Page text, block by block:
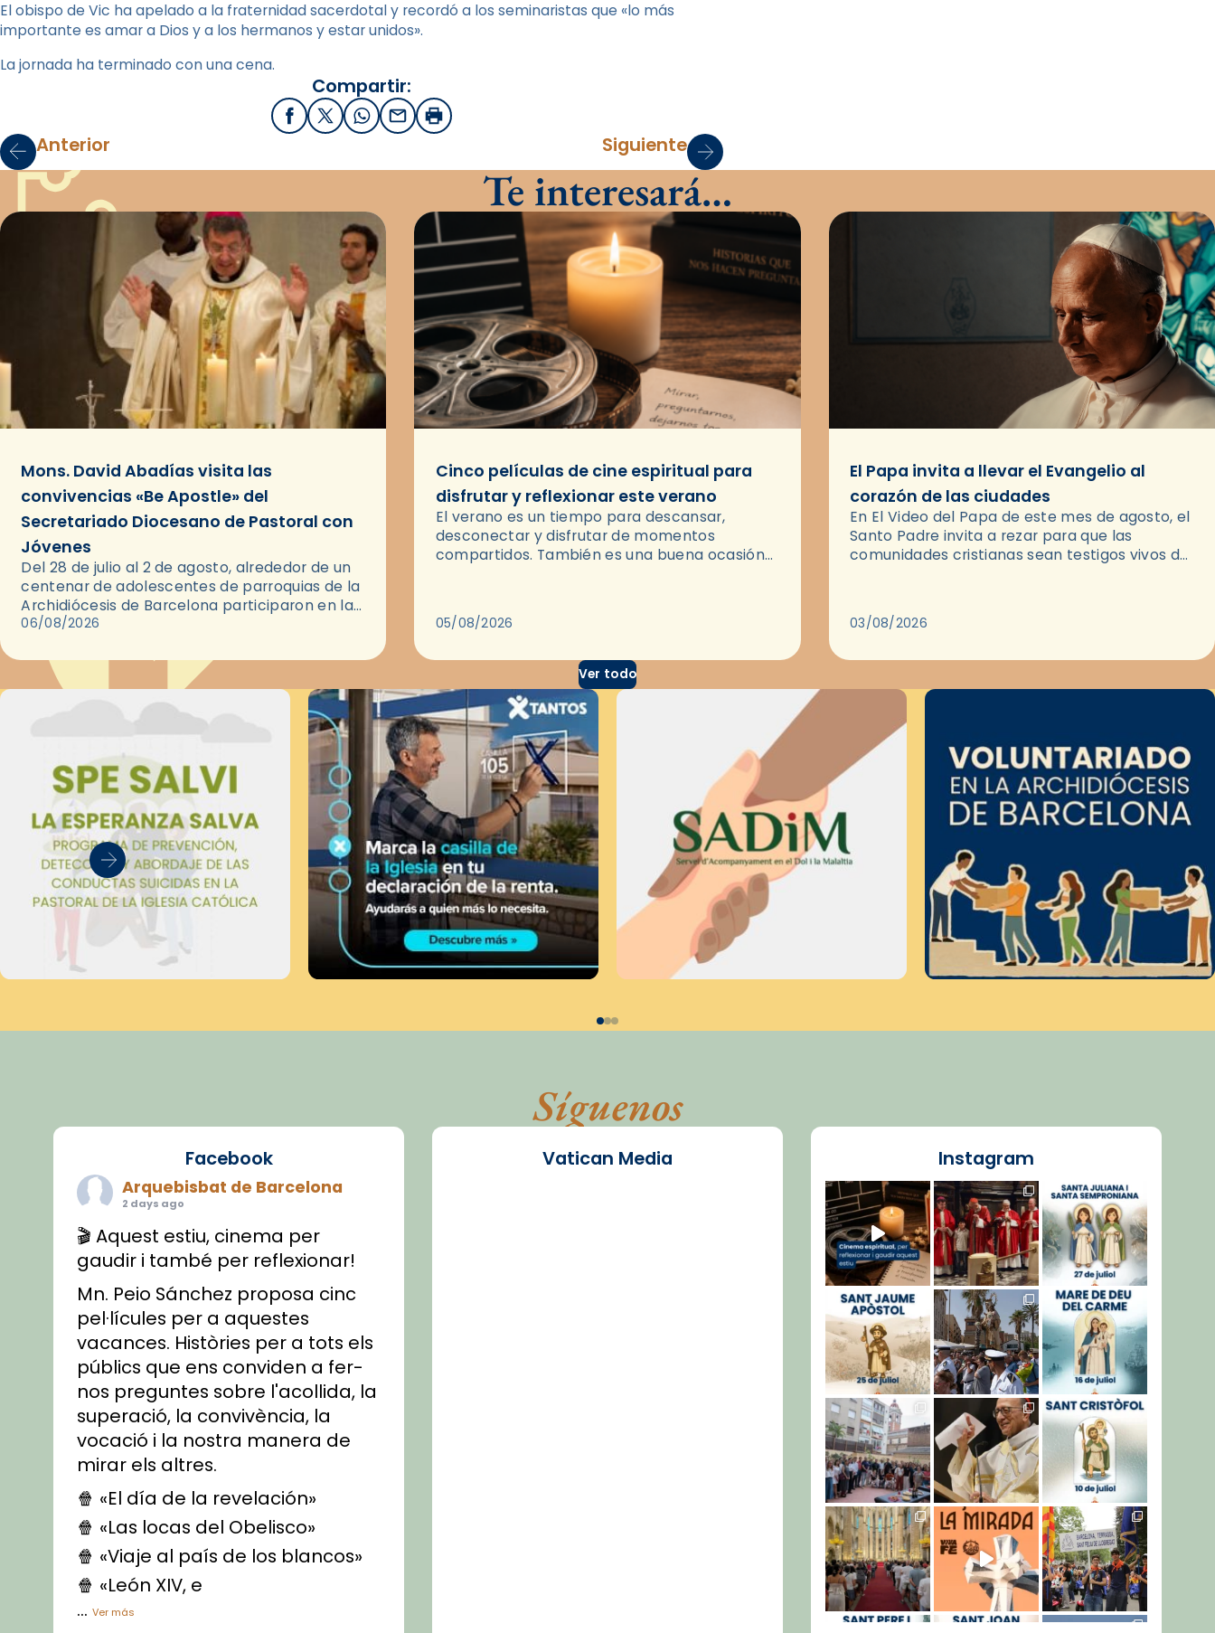
El obispo de Vic ha apelado a la fraternidad sacerdotal y recordó a los seminaristas que «lo más
importante es amar a Dios y a los hermanos y estar unidos».
La jornada ha terminado con una cena.
Compartir:
FacebookX / Twitter
WhatsApp
EmailImprimir
Anterior Siguiente
Te interesará…
Mons. David Abadías visita las
convivencias «Be Apostle» del
Secretariado Diocesano de Pastoral con
Jóvenes
Del 28 de julio al 2 de agosto, alrededor de un
centenar de adolescentes de parroquias de la
Archidiócesis de Barcelona participaron en las
convivencias Be Apostle, organizadas por el
06/08/2026
Cinco películas de cine espiritual para
disfrutar y reflexionar este verano
El verano es un tiempo para descansar,
desconectar y disfrutar de momentos
compartidos. También es una buena ocasión
05/08/2026
El Papa invita a llevar el Evangelio al
corazón de las ciudades
En El Video del Papa de este mes de agosto, el
Santo Padre invita a rezar para que las
comunidades cristianas sean testigos vivos del
03/08/2026
Ver todo
Síguenos
Facebook
Arquebisbat de Barcelona
2 days ago
🎬 Aquest estiu, cinema per
gaudir i també per reflexionar!
Mn. Peio Sánchez proposa cinc
pel·lícules per a aquestes
vacances. Històries per a tots els
públics que ens conviden a fer-
nos preguntes sobre l'acollida, la
superació, la convivència, la
vocació i la nostra manera de
mirar els altres.
🍿 «El día de la revelación»
🍿 «Las locas del Obelisco»
🍿 «Viaje al país de los blancos»
🍿 «León XIV, e
...Ver más
Vatican Media Instagram